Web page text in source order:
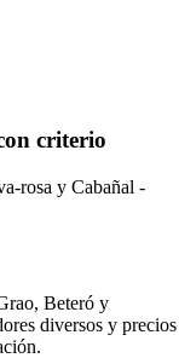
criterio
rosa y Cabañal -
Beteró y
diversos y precios